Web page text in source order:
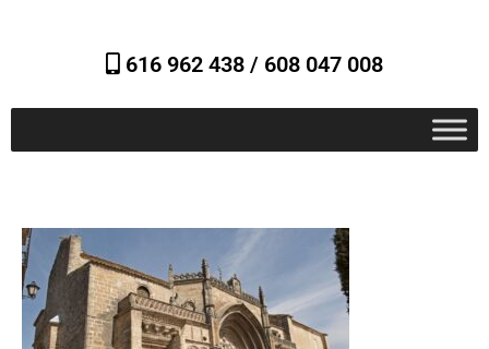
616 962 438 / 608 047 008